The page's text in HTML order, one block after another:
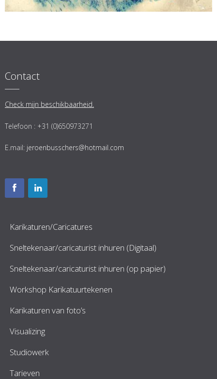
Contact
Check mijn beschikbaarheid.
Telefoon : +31 (0)650973271
E.mail: jeroenbusschers@hotmail.com
Karikaturen/Caricatures
Sneltekenaar/caricaturist inhuren (Digitaal)
Sneltekenaar/caricaturist inhuren (op papier)
Workshop Karikatuurtekenen
Karikaturen van foto’s
Visualizing
Studiowerk
Tarieven